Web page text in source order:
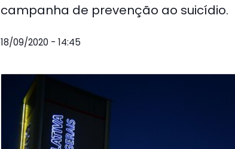
campanha de prevenção ao suicídio.
18/09/2020 - 14:45